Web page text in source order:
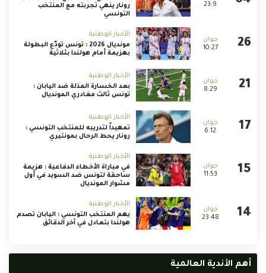
23:9
رونار ينهي تجربته مع المنتخب
التونسي
10:27
الأخبار الوطنية
مونديال 2026 : تونس تودّع البطولة
بهزيمة أمام هولندا بثلاثية
8:29
الأخبار الوطنية
بعد الخسارة المذلة ضد اليابان :
تونس ثالث مغادري المونديال
6:12
الأخبار الوطنية
تمهيداً لتدريبه للمنتخب التونسي :
رونار يحط الرحال بمونتيري
11:53
الأخبار الوطنية
في مباراة الأخطاء الدفاعية : هزيمة
ساحقة لتونس ضد السويد في أول
مشوار المونديال
23:48
الأخبار الوطنية
يهم المنتخب التونسي : اليابان تصدم
هولندا بتعادل في آخر الدقائق
أهم الأندية العالمية